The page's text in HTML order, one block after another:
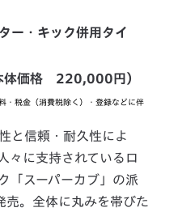
ー・キック併用タイ
体価格 220,000円）
・税金（消費税除く）・登録などに伴
と信頼・耐久性によ
々に支持されているロ
「スーパーカブ」の派
。全体に丸みを帯びた